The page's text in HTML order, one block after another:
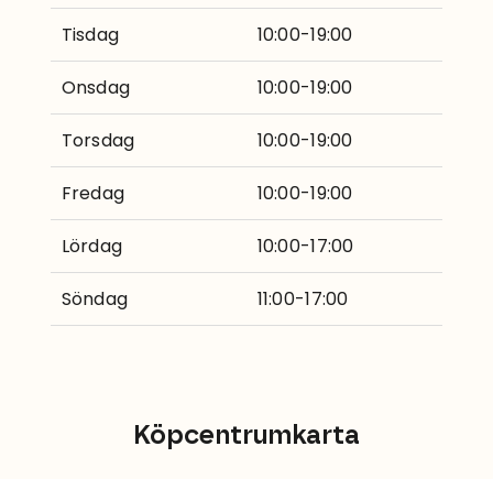
Tisdag 10:00-19:00
Onsdag 10:00-19:00
Torsdag 10:00-19:00
Fredag 10:00-19:00
Lördag 10:00-17:00
Söndag 11:00-17:00
Köpcentrumkarta